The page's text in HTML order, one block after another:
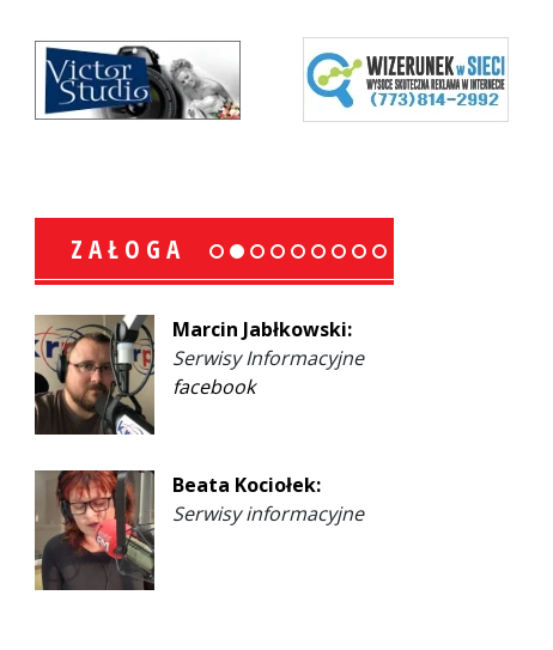
ZAŁOGA
Marcin Jabłkowski:
Serwisy Informacyjne
facebook
Beata Kociołek:
Serwisy informacyjne